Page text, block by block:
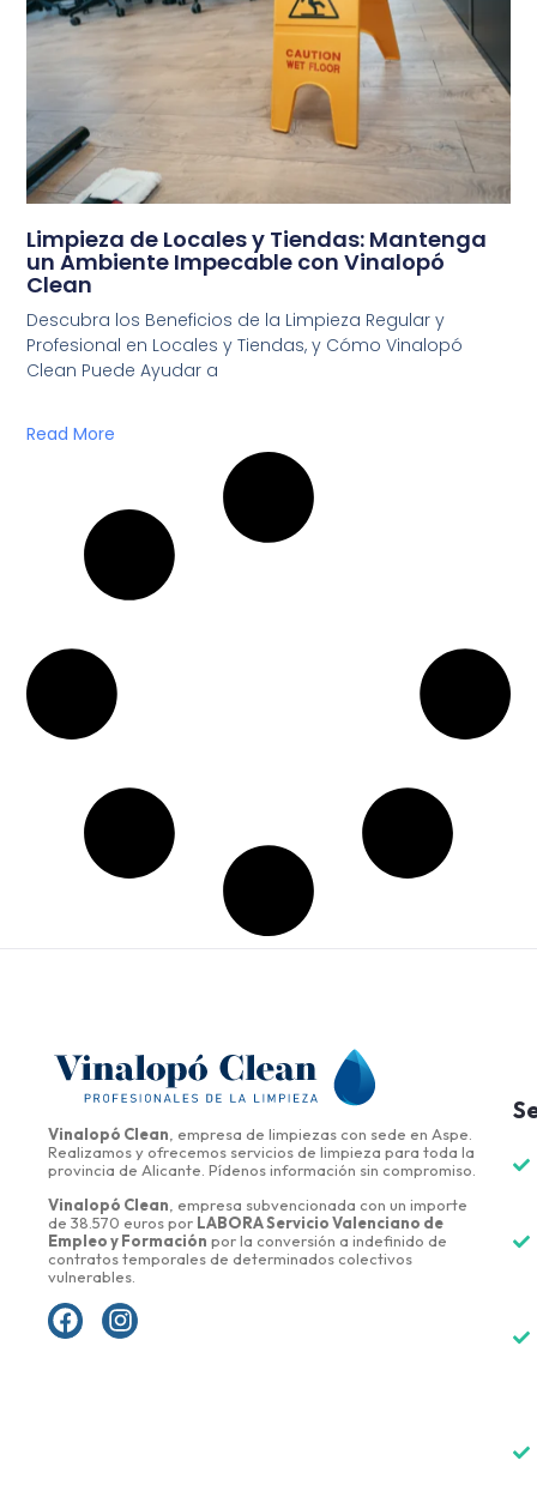
Limpieza de Locales y Tiendas: Mantenga
un Ambiente Impecable con Vinalopó
Clean
Descubra los Beneficios de la Limpieza Regular y
Profesional en Locales y Tiendas, y Cómo Vinalopó
Clean Puede Ayudar a
Read More
Vinalopó Clean , empresa de limpiezas con sede en Aspe.
Realizamos y ofrecemos servicios de limpieza para toda la
provincia de Alicante. Pídenos información sin compromiso.
Vinalopó Clean , empresa subvencionada con un importe
de 38.570 euros por LABORA Servicio Valenciano de
Empleo y Formación por la conversión a indefinido de
contratos temporales de determinados colectivos
vulnerables.